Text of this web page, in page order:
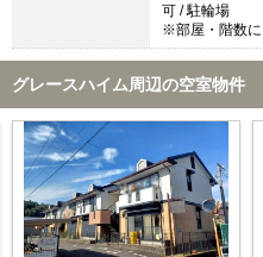
可 / 駐輪場
※部屋・階数に
グレースハイム周辺の空室物件